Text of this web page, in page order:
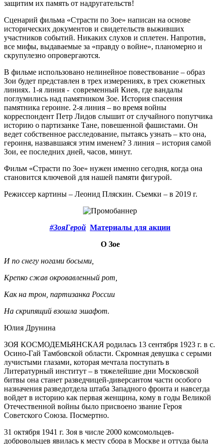
защитим их память от надругательств!
Сценарий фильма «Страсти по Зое» написан на основе
исторических документов и свидетельств выживших
участников событий. Никаких слухов и сплетен. Напротив,
все мифы, выдаваемые за «правду о войне», планомерно и
скрупулезно опровергаются.
В фильме использовано нелинейное повествование – образ
Зои будет представлен в трех измерениях, в трех сюжетных
линиях. 1-я линия - современный Киев, где вандалы
поглумились над памятником Зое. История спасения
памятника героине. 2-я линия – во время войны
корреспондент Петр Лидов слышит от случайного попутчика
историю о партизанке Тане, повешенной фашистами. Он
ведет собственное расследование, пытаясь узнать – кто она,
героиня, назвавшаяся этим именем? 3 линия – история самой
Зои, ее последних дней, часов, минут.
Фильм «Страсти по Зое» нужен именно сегодня, когда она
становится ключевой для нашей памяти фигурой.
Режиссер картины – Леонид Пляскин. Съемки – в 2019 г.
#ЗояГерой Материалы для акции
О Зое
И по снегу ногами босыми,
Крепко сжав окровавленный рот,
Как на трон, партизанка России
На скрипящий взошла эшафот.
Юлия Друнина
ЗОЯ КОСМОДЕМЬЯНСКАЯ родилась 13 сентября 1923 г. в с.
Осино-Гай Тамбовской области. Скромная девушка с серыми
лучистыми глазами, которая мечтала поступать в
Литературный институт – в тяжелейшие дни Московской
битвы она станет разведчицей-диверсантом части особого
назначения разведотдела штаба Западного фронта и навсегда
войдет в историю как первая женщина, кому в годы Великой
Отечественной войны было присвоено звание Героя
Советского Союза. Посмертно.
31 октября 1941 г. Зоя в числе 2000 комсомольцев-
добровольцев явилась к месту сбора в Москве и оттуда была